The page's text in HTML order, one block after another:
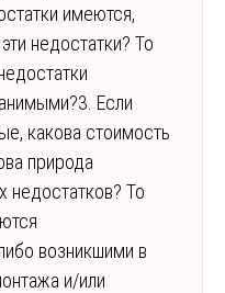
имеются,
недостатки? То
Если
какова стоимость
природа
недостатков? То
возникшими в
и/или